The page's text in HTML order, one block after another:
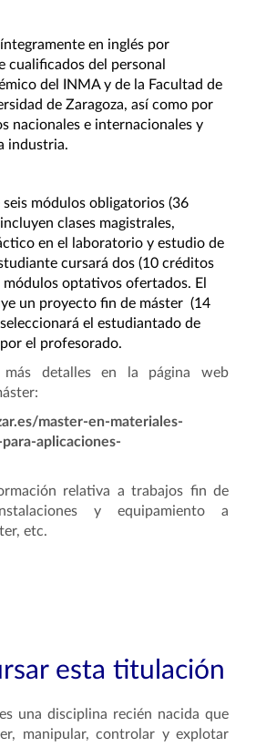
en inglés por
cualificados del personal
del INMA y de la Facultad de
de Zaragoza, así como por
nacionales e internacionales y
industria.
seis módulos obligatorios (36
clases magistrales,
en el laboratorio y estudio de
cursará dos (10 créditos
módulos optativos ofertados. El
un proyecto fin de máster (14
el estudiantado de
el profesorado.
más detalles en la página web
master-en-materiales-
aplicaciones-
relativa a trabajos fin de
y equipamiento a
etc.
esta titulación
una disciplina recién nacida que
manipular, controlar y explotar